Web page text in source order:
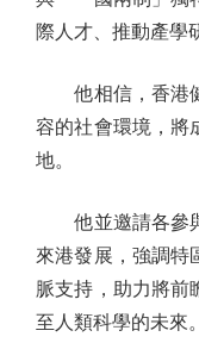
際人才、推動產學
他相信，香港健
容的社會環境，將
地。
他並邀請各參與
來港發展，強調特
脈支持，助力將前
至人類科學的未來。